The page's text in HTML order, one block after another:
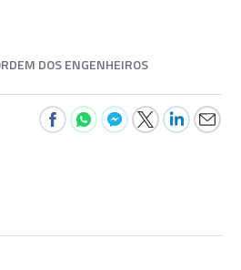
DOS ENGENHEIROS